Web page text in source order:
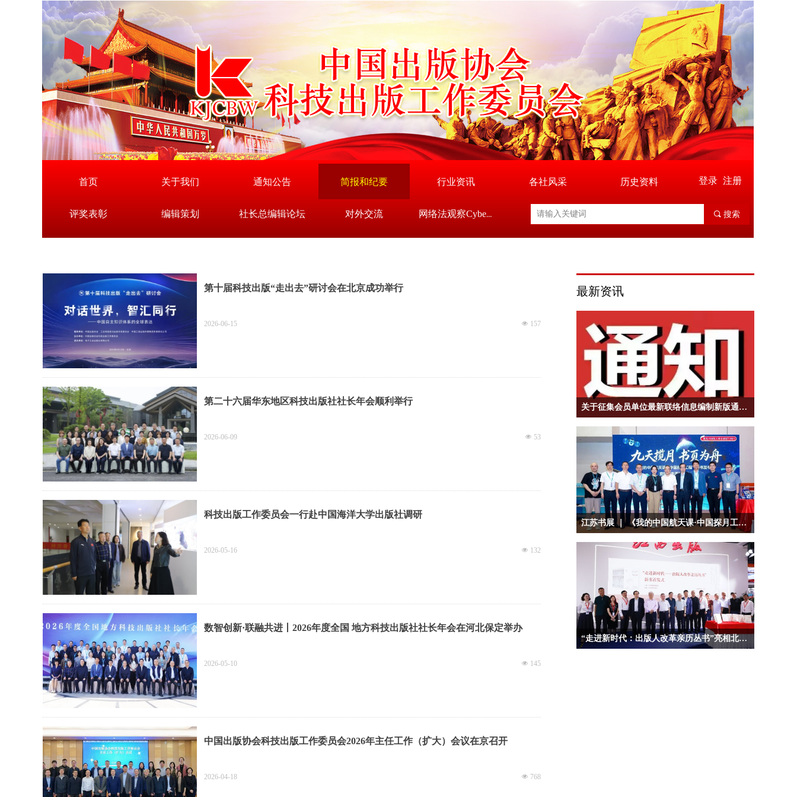
首页 关于我们 通知公告 简报和纪要 行业资讯 各社风采 历史资料
评奖表彰 编辑策划 社长总编辑论坛 对外交流 网络法观察Cyberlaw Lens 끠 搜索
登录 注册
第十届科技出版“走出去”研讨会在北京成功举行
넶 157
2026-06-15
第二十六届华东地区科技出版社社长年会顺利举行
넶 53
2026-06-09
科技出版工作委员会一行赴中国海洋大学出版社调研
넶 132
2026-05-16
数智创新·联融共进丨2026年度全国 地方科技出版社社长年会在河北保定举办
넶 145
2026-05-10
中国出版协会科技出版工作委员会2026年主任工作（扩大）会议在京召开
넶 768
2026-04-18
关于征集会员单位最新联络信息编制新版通讯录的通知
江苏书展 ｜ 《我的中国航天课·中国探月工程》新书发布暨科普生态共建沙龙在江苏书展举行
“走进新时代：出版人改革亲历丛书”亮相北京国际图书博览会
最新资讯